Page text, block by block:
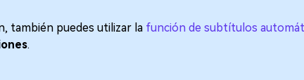
también puedes utilizar la función de subtítulos
. 󠀲󠀡󠀡󠀤󠀤󠀣󠀡󠀢󠀦󠀳